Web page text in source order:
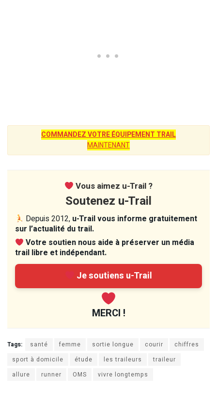
COMMANDEZ VOTRE ÉQUIPEMENT TRAIL
MAINTENANT
Vous aimez u-Trail ?
Soutenez u-Trail
Depuis 2012, u-Trail vous informe gratuitement
sur l’actualité du trail.
Votre soutien nous aide à préserver un média
trail libre et indépendant.
Je soutiens u-Trail
MERCI !
Tags: santé femme sortie longue courir
chiffres
sport à domicile
étude les traileurs
traileur
allure
runner OMS vivre longtemps